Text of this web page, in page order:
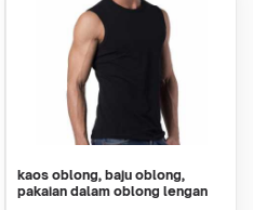
kaos oblong, baju oblong,
pakaian dalam oblong lengan